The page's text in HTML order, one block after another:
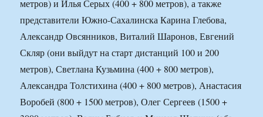
метров) и Илья Серых (400 + 800 метров), а также
представители Южно-Сахалинска Карина Глебова,
Александр Овсянников, Виталий Шаронов, Евгений
Скляр (они выйдут на старт дистанций 100 и 200
метров), Светлана Кузьмина (400 + 800 метров),
Александра Толстихина (400 + 800 метров), Анастасия
Воробей (800 + 1500 метров), Олег Сергеев (1500 +